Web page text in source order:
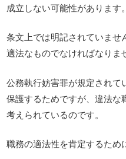
成立しない可能性があります。
条文上では明記されていませ
適法なものでなければなりま
公務執行妨害罪が規定されて
保護するためですが、違法な
考えられているのです。
職務の適法性を肯定するため